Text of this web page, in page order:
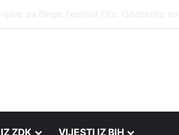
ZDK VIJESTI IZ BIH